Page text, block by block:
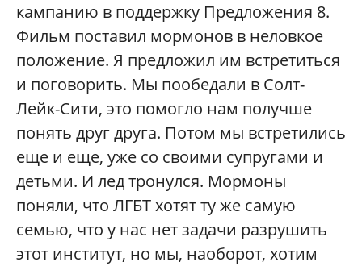
кампанию в поддержку Предложения 8.
Фильм поставил мормонов в неловкое
положение. Я предложил им встретиться
и поговорить. Мы пообедали в Солт-
Лейк-Сити, это помогло нам получше
понять друг друга. Потом мы встретились
еще и еще, уже со своими супругами и
детьми. И лед тронулся. Мормоны
поняли, что ЛГБТ хотят ту же самую
семью, что у нас нет задачи разрушить
этот институт, но мы, наоборот, хотим